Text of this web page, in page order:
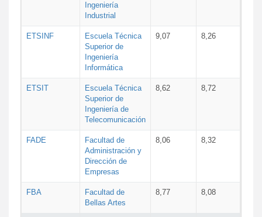
Ingeniería
Industrial
ETSINF
Escuela Técnica
Superior de
Ingeniería
Informática
9,07 8,26
ETSIT
Escuela Técnica
Superior de
Ingeniería de
Telecomunicación
8,62 8,72
FADE
Facultad de
Administración y
Dirección de
Empresas
8,06 8,32
FBA
Facultad de
Bellas Artes
8,77 8,08